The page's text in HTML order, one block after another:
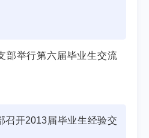
部举行第六届毕业生交流
召开2013届毕业生经验交